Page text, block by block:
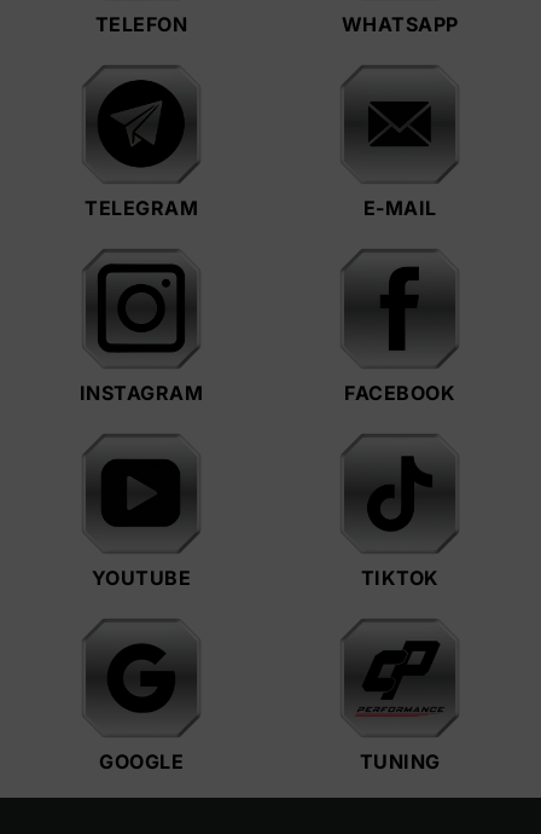
TELEFON WHATSAPP
TELEGRAM E-MAIL
INSTAGRAM FACEBOOK
YOUTUBE TIKTOK
GOOGLE TUNING